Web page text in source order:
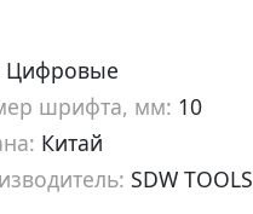
Цифровые
шрифта, мм: 10
Китай
SDW TOOLS